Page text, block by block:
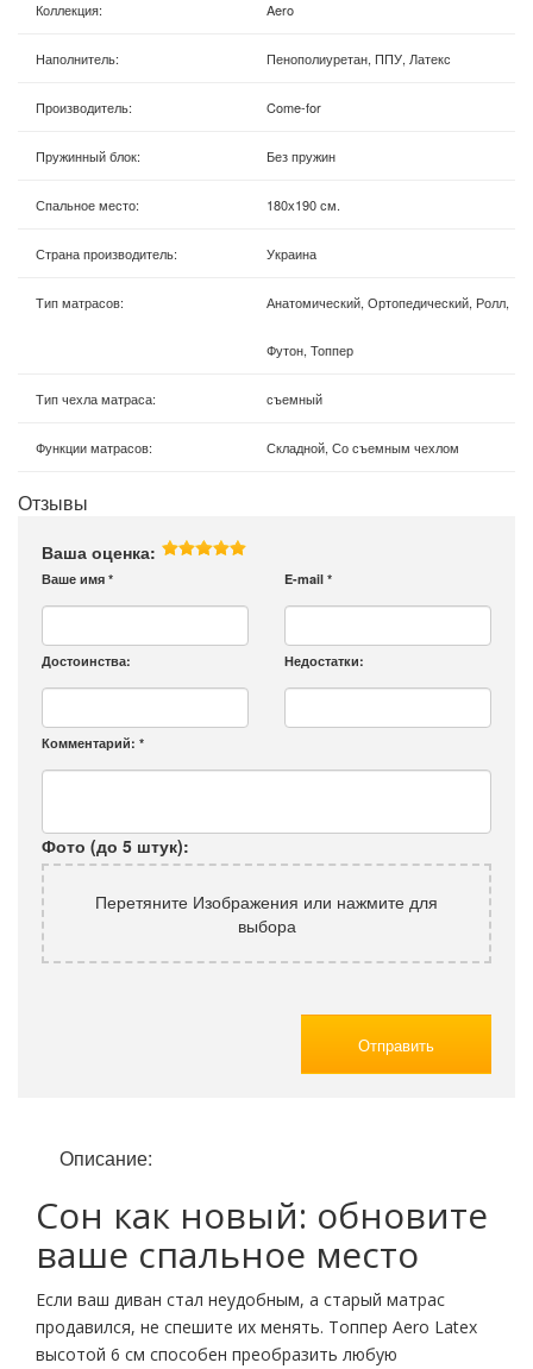
Коллекция: Aero
Наполнитель: Пенополиуретан, ППУ, Латекс
Производитель: Come-for
Пружинный блок: Без пружин
Спальное место: 180х190 см.
Страна производитель: Украина
Тип матрасов: Анатомический, Ортопедический, Ролл,
Футон, Топпер
Тип чехла матраса: съемный
Функции матрасов: Складной, Со съемным чехлом
Отзывы
Ваша оценка:
Ваше имя * E-mail *
Достоинства: Недостатки:
Комментарий: *
Фото (до 5 штук):
Перетяните Изображения или нажмите для
выбора
Отправить
Описание:
Сон как новый: обновите
ваше спальное место
Если ваш диван стал неудобным, а старый матрас
продавился, не спешите их менять. Топпер Aero Latex
высотой 6 см способен преобразить любую